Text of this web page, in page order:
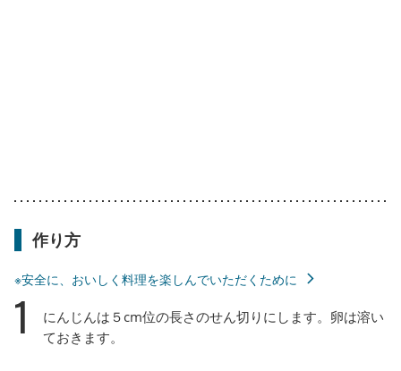
作り方
※安全に、おいしく料理を楽しんでいただくために
1
にんじんは５cm位の長さのせん切りにします。卵は溶い
ておきます。